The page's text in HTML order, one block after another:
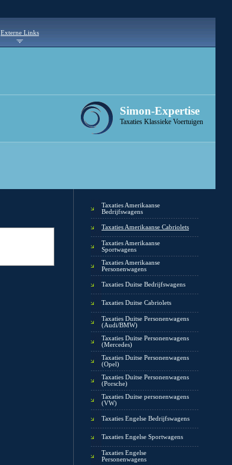
Externe Links
Simon-Expertise
Taxaties Klassieke Voertuigen
Taxaties Amerikaanse
Bedrijfswagens
Taxaties Amerikaanse Cabriolets
Taxaties Amerikaanse
Sportwagens
Taxaties Amerikaanse
Personenwagens
Taxaties Duitse Bedrijfswagens
Taxaties Duitse Cabriolets
Taxaties Duitse Personenwagens
(Audi/BMW)
Taxaties Duitse Personenwagens
(Mercedes)
Taxaties Duitse Personenwagens
(Opel)
Taxaties Duitse Personenwagens
(Porsche)
Taxaties Duitse personenwagens
(VW)
Taxaties Engelse Bedrijfswagens
Taxaties Engelse Sportwagens
Taxaties Engelse
Personenwagens